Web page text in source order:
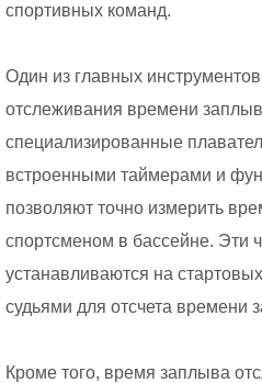
спортивных команд.
Один из главных
отслеживания времени
специализированные
встроенными таймерами и
позволяют точно измерить
спортсменом в бассейне. Эти
устанавливаются на
судьями для отсчета времени
Кроме того, время заплыва